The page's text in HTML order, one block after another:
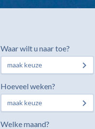
Waar wilt u naar toe?
maak keuze
Hoeveel weken?
maak keuze
Welke maand?